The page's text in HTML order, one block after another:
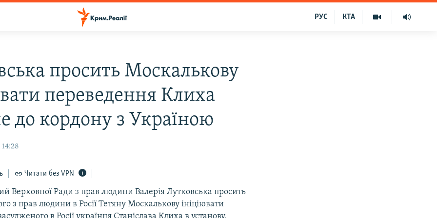
КТА
РУС
просить Москалькову
переведення Клиха
до кордону з Україною
14:28
Читати без VPN
Верховної Ради з прав людини Валерія Лутковська просить
з прав людини в Росії Тетяну Москалькову ініціювати